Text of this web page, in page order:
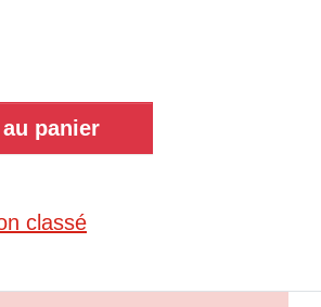
panier
classé